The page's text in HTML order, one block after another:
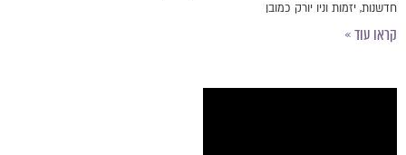
חדשנות, יזמות וניו יורק כמובן
קראו עוד »